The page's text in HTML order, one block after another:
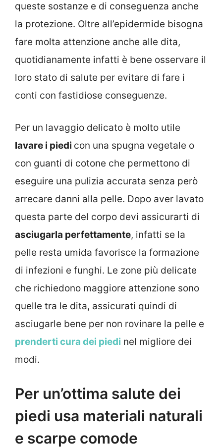
queste sostanze e di conseguenza anche
la protezione. Oltre all’epidermide bisogna
fare molta attenzione anche alle dita,
quotidianamente infatti è bene osservare il
loro stato di salute per evitare di fare i
conti con fastidiose conseguenze.
Per un lavaggio delicato è molto utile
lavare i piedi con una spugna vegetale o
con guanti di cotone che permettono di
eseguire una pulizia accurata senza però
arrecare danni alla pelle. Dopo aver lavato
questa parte del corpo devi assicurarti di
asciugarla perfettamente, infatti se la
pelle resta umida favorisce la formazione
di infezioni e funghi. Le zone più delicate
che richiedono maggiore attenzione sono
quelle tra le dita, assicurati quindi di
asciugarle bene per non rovinare la pelle e
prenderti cura dei piedi nel migliore dei
modi.
Per un’ottima salute dei
piedi usa materiali naturali
e scarpe comode